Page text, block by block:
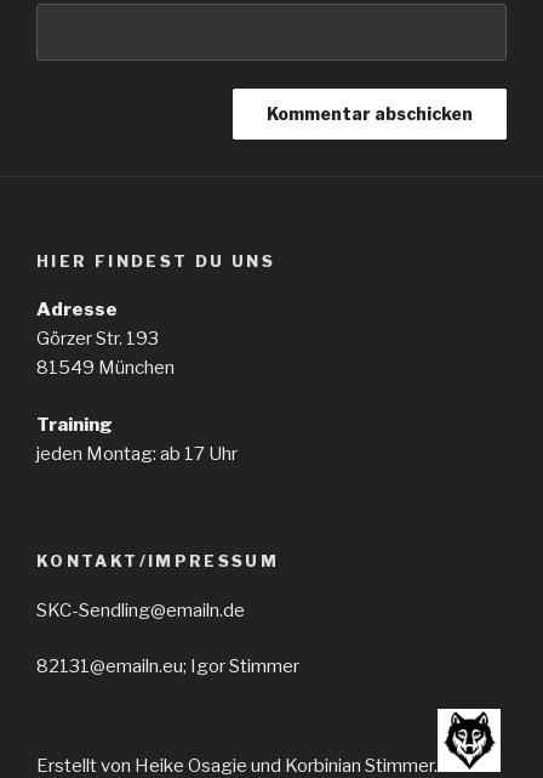
HIER FINDEST DU UNS
Adresse
Görzer Str. 193
81549 München
Training
jeden Montag: ab 17 Uhr
KONTAKT/IMPRESSUM
SKC-Sendling@emailn.de
82131@emailn.eu; Igor Stimmer
Erstellt von Heike Osagie und Korbinian Stimmer.